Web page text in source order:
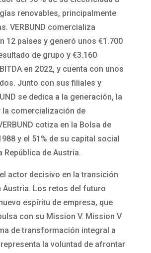
renovables, principalmente
VERBUND comercializa
12 países y generó unos €1.700
de grupo y €3.160
en 2022, y cuenta con unos
Junto con sus filiales y
se dedica a la generación, la
comercialización de
cotiza en la Bolsa de
y el 51% de su capital social
República de Austria.
el actor decisivo en la transición
Austria. Los retos del futuro
espíritu de empresa, que
con su Mission V. Mission V
de transformación integral a
la voluntad de afrontar